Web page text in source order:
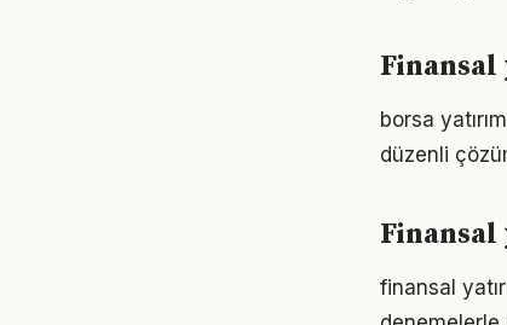
Finansal
borsa
düzenli
Finansal
finansal